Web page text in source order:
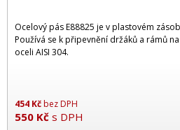
Ocelový pás E88825 je v plastovém
Používá se k připevnění držáků a rámů
oceli AISI 304.
454 Kčbez DPH
550 Kč s DPH